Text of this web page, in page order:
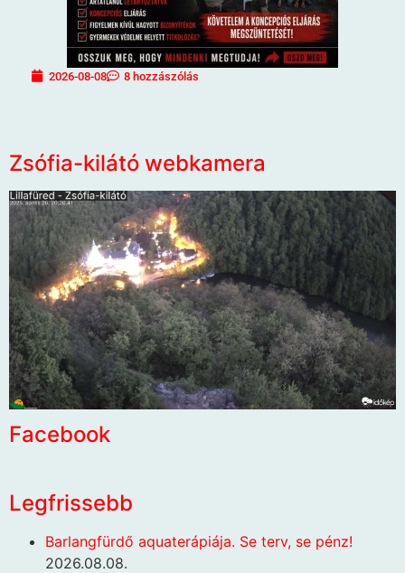
2026-08-08 8 hozzászólás
Zsófia-kilátó webkamera
Facebook
Legfrissebb
Barlangfürdő aquaterápiája. Se terv, se pénz!
2026.08.08.